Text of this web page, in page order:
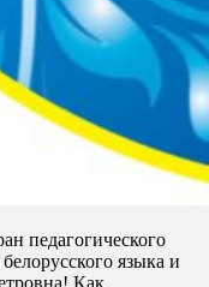
педагогического
языка и
Как